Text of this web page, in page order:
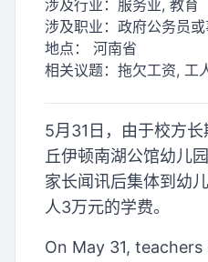
涉及行业： 服务业, 教育
涉及职业： 政府公务员
地点： 河南省
相关议题： 拖欠工资, 工
5月31日，由于校方
丘伊顿南湖公馆幼儿
家长闻讯后集体到幼
人3万元的学费。
On May 31,